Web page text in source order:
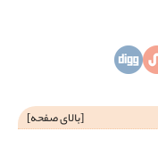
[بالای صفحه]